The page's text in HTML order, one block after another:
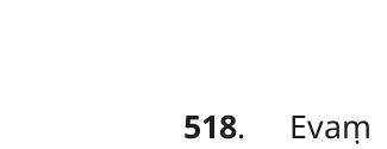
518.